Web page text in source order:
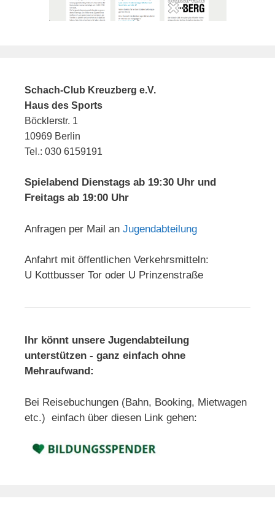
Schach-Club Kreuzberg e.V.
Haus des Sports
Böcklerstr. 1
10969 Berlin
Tel.: 030 6159191
Spielabend Dienstags ab 19:30 Uhr und
Freitags ab 19:00 Uhr
Anfragen per Mail an Jugendabteilung
Anfahrt mit öffentlichen Verkehrsmitteln:
U Kottbusser Tor oder U Prinzenstraße
Ihr könnt unsere Jugendabteilung
unterstützen - ganz einfach ohne
Mehraufwand:
Bei Reisebuchungen (Bahn, Booking, Mietwagen
etc.) einfach über diesen Link gehen: